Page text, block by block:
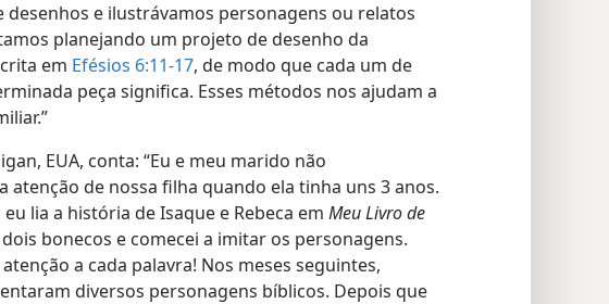
desenhos e ilustrávamos personagens ou relatos
planejando um projeto de desenho da
em Efésios 6:11-17, de modo que cada um de
peça significa. Esses métodos nos ajudam a
EUA, conta: “Eu e meu marido não
atenção de nossa filha quando ela tinha uns 3 anos.
lia a história de Isaque e Rebeca em Meu Livro de
bonecos e comecei a imitar os personagens.
a cada palavra! Nos meses seguintes,
diversos personagens bíblicos. Depois que